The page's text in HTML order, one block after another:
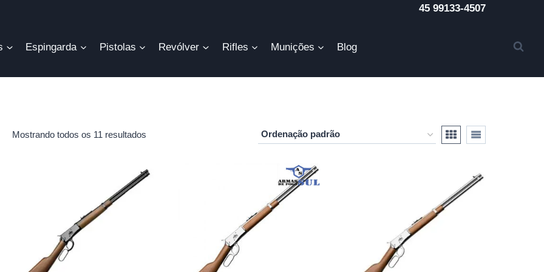
45 99133-4507
Espingarda Pistolas Revólver Rifles Munições Blog
Mostrando todos os 11 resultados